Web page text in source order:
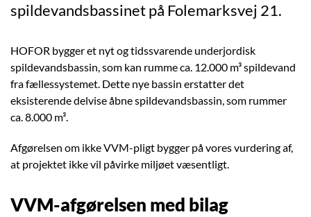
spildevandsbassinet på Folemarksvej 21.
HOFOR bygger et nyt og tidssvarende underjordisk
spildevandsbassin, som kan rumme ca. 12.000 m³ spildevand
fra fællessystemet. Dette nye bassin erstatter det
eksisterende delvise åbne spildevandsbassin, som rummer
ca. 8.000 m³.
Afgørelsen om ikke VVM-pligt bygger på vores vurdering af,
at projektet ikke vil påvirke miljøet væsentligt.
VVM-afgørelsen med bilag